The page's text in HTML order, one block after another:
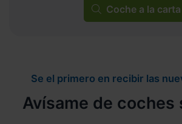
Coche a la carta
Se el primero en recibir las
Avísame de coches